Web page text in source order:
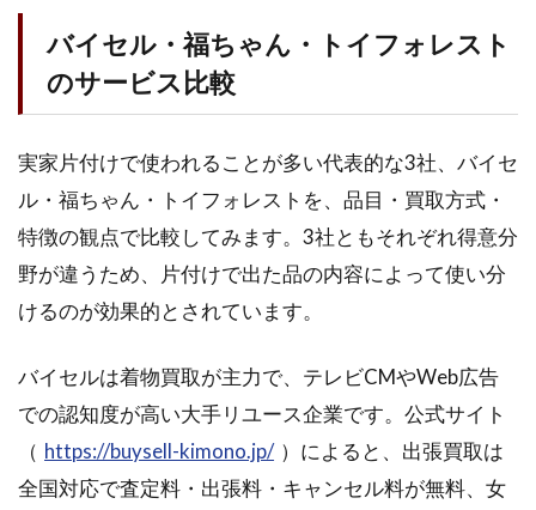
バイセル・福ちゃん・トイフォレスト
のサービス比較
実家片付けで使われることが多い代表的な3社、バイセ
ル・福ちゃん・トイフォレストを、品目・買取方式・
特徴の観点で比較してみます。3社ともそれぞれ得意分
野が違うため、片付けで出た品の内容によって使い分
けるのが効果的とされています。
バイセルは着物買取が主力で、テレビCMやWeb広告
での認知度が高い大手リユース企業です。公式サイト
（ https://buysell-kimono.jp/ ）によると、出張買取は
全国対応で査定料・出張料・キャンセル料が無料、女